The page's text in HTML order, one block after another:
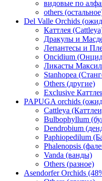
видовые по
others
Del Valle Orchids
Каттлея
Дракулы и
Лепантесы и
Oncidium
Ликасты
Stanhopea
Others (другие)
Exclusive
PAPUGA orchids
Cattleya
Bulbophyllum
Dendrobium
Paphiopedilum
Phalenopsis
Vanda (ванды)
Others (разное)
Asendorfer Orchids